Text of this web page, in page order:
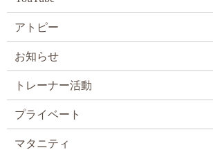
アトピー
お知らせ
トレーナー活動
プライベート
マタニティ